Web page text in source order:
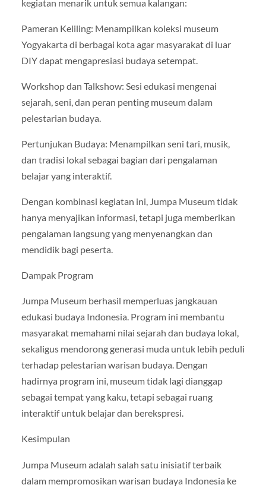
kegiatan menarik untuk semua kalangan:
Pameran Keliling: Menampilkan koleksi museum
Yogyakarta di berbagai kota agar masyarakat di luar
DIY dapat mengapresiasi budaya setempat.
Workshop dan Talkshow: Sesi edukasi mengenai
sejarah, seni, dan peran penting museum dalam
pelestarian budaya.
Pertunjukan Budaya: Menampilkan seni tari, musik,
dan tradisi lokal sebagai bagian dari pengalaman
belajar yang interaktif.
Dengan kombinasi kegiatan ini, Jumpa Museum tidak
hanya menyajikan informasi, tetapi juga memberikan
pengalaman langsung yang menyenangkan dan
mendidik bagi peserta.
Dampak Program
Jumpa Museum berhasil memperluas jangkauan
edukasi budaya Indonesia. Program ini membantu
masyarakat memahami nilai sejarah dan budaya lokal,
sekaligus mendorong generasi muda untuk lebih peduli
terhadap pelestarian warisan budaya. Dengan
hadirnya program ini, museum tidak lagi dianggap
sebagai tempat yang kaku, tetapi sebagai ruang
interaktif untuk belajar dan berekspresi.
Kesimpulan
Jumpa Museum adalah salah satu inisiatif terbaik
dalam mempromosikan warisan budaya Indonesia ke